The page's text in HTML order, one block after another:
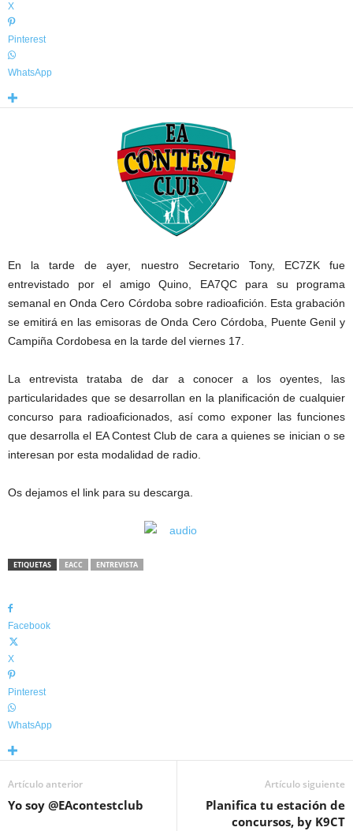
X
Pinterest
WhatsApp
En la tarde de ayer, nuestro Secretario Tony, EC7ZK fue
entrevistado por el amigo Quino, EA7QC para su programa
semanal en Onda Cero Córdoba sobre radioafición. Esta grabación
se emitirá en las emisoras de Onda Cero Córdoba, Puente Genil y
Campiña Cordobesa en la tarde del viernes 17.
La entrevista trataba de dar a conocer a los oyentes, las
particularidades que se desarrollan en la planificación de cualquier
concurso para radioaficionados, así como exponer las funciones
que desarrolla el EA Contest Club de cara a quienes se inician o se
interesan por esta modalidad de radio.
Os dejamos el link para su descarga.
ETIQUETAS EACC ENTREVISTA
Facebook
X
Pinterest
WhatsApp
Artículo anterior
Yo soy @EAcontestclub
Artículo siguiente
Planifica tu estación de
concursos, by K9CT